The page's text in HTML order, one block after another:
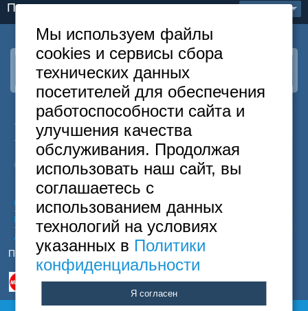
Показать еще
Наша группа ВКонтакте
Москва
Санкт-Петербург
Бесплатный
+7 495 646-74-40
+7 812
418-22-18
8 800 222-58-32
© 2015 Hostels of Moscow. Все права защищены.
Согласие на обработку персональных данных
Политика конфиденциальности
Договор оферты
Принимаем к оплате
Мы используем файлы
cookies и сервисы сбора
технических данных
посетителей для обеспечения
работоспособности сайта и
улучшения качества
обслуживания. Продолжая
использовать наш сайт, вы
соглашаетесь с
использованием данных
технологий на условиях
указанных в Политики
конфиденциальности
Я согласен